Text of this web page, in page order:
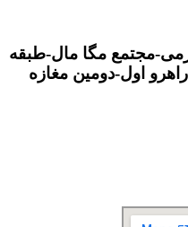
میدان صارمی-مجتمع مگا مال-طبقه
اول-دومین مغازه